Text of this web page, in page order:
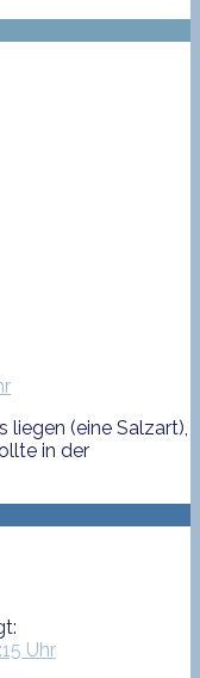
liegen (eine Salzart),
in der
Uhr